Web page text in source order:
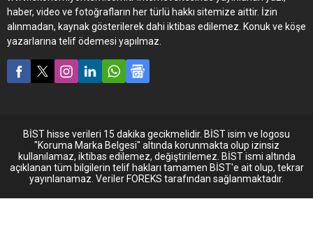
doğal gaz boru hatlarının
başlangıç ve bitiş
noktalarına uzanacak.
haber, video ve fotoğrafların her türlü hakkı sitemize aittir. İzin
alınmadan, kaynak gösterilerek dahi iktibas edilemez. Konuk ve köşe
yazarlarına telif ödemesi yapılmaz.
BİST hisse verileri 15 dakika gecikmelidir. BİST isim ve logosu
"Koruma Marka Belgesi" altında korunmakta olup izinsiz
kullanılamaz, iktibas edilemez, değiştirilemez. BİST ismi altında
açıklanan tüm bilgilerin telif hakları tamamen BİST'e ait olup, tekrar
yayınlanamaz. Veriler FOREKS tarafından sağlanmaktadır.